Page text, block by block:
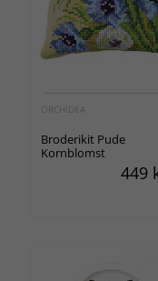
ORCHIDEA
Broderikit Pude
Kornblomst
449